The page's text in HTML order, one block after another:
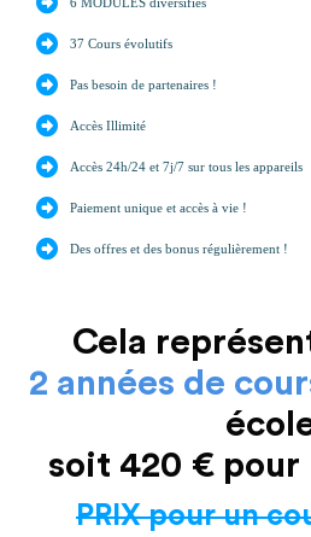
37 Cours évolutifs
Pas besoin de partenaires !
Accès Illimité
Accès 24h/24 et 7j/7 sur tous les appareils
Paiement unique et accès à vie !
Des offres et des bonus régulièrement !
Cela
2 années de
soit 420 € pour
PRIX pour un